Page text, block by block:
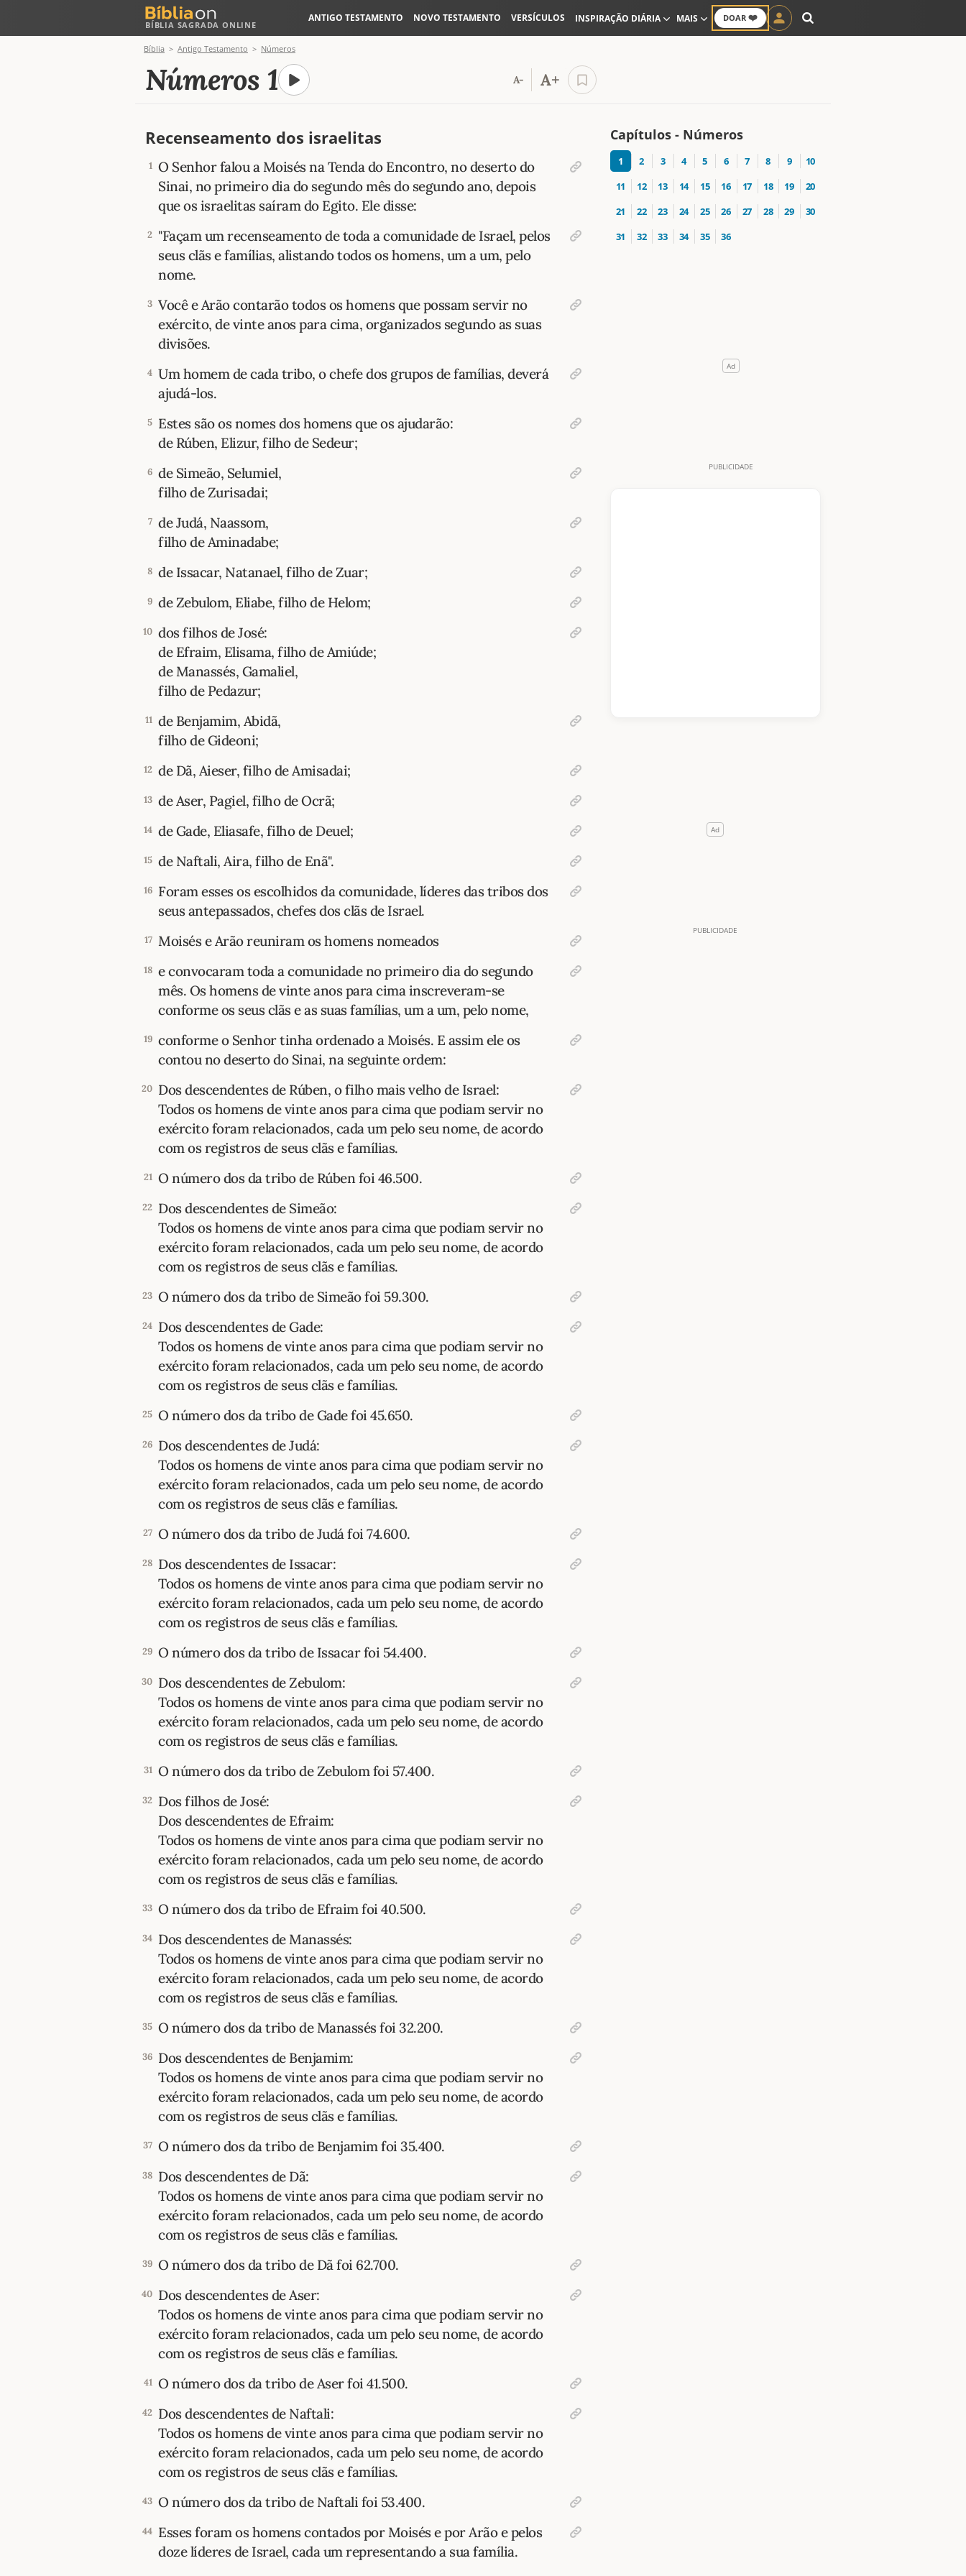
BÍBLIA SAGRADA ONLINE
DOAR ❤️
ANTIGO TESTAMENTO NOVO TESTAMENTO VERSÍCULOS INSPIRAÇÃO DIÁRIA MAIS
Bíblia Antigo Testamento Números
Números 1 A- A+
Recenseamento dos israelitas
1 O Senhor falou a Moisés na Tenda do Encontro, no deserto do
Sinai, no primeiro dia do segundo mês do segundo ano, depois
que os israelitas saíram do Egito. Ele disse:
2 "Façam um recenseamento de toda a comunidade de Israel, pelos
seus clãs e famílias, alistando todos os homens, um a um, pelo
nome.
3 Você e Arão contarão todos os homens que possam servir no
exército, de vinte anos para cima, organizados segundo as suas
divisões.
4 Um homem de cada tribo, o chefe dos grupos de famílias, deverá
ajudá-los.
5 Estes são os nomes dos homens que os ajudarão:
de Rúben, Elizur, filho de Sedeur;
6 de Simeão, Selumiel,
filho de Zurisadai;
7 de Judá, Naassom,
filho de Aminadabe;
8 de Issacar, Natanael, filho de Zuar;
9 de Zebulom, Eliabe, filho de Helom;
10 dos filhos de José:
de Efraim, Elisama, filho de Amiúde;
de Manassés, Gamaliel,
filho de Pedazur;
11 de Benjamim, Abidã,
filho de Gideoni;
12 de Dã, Aieser, filho de Amisadai;
13 de Aser, Pagiel, filho de Ocrã;
14 de Gade, Eliasafe, filho de Deuel;
15 de Naftali, Aira, filho de Enã".
16 Foram esses os escolhidos da comunidade, líderes das tribos dos
seus antepassados, chefes dos clãs de Israel.
17 Moisés e Arão reuniram os homens nomeados
18 e convocaram toda a comunidade no primeiro dia do segundo
mês. Os homens de vinte anos para cima inscreveram-se
conforme os seus clãs e as suas famílias, um a um, pelo nome,
19 conforme o Senhor tinha ordenado a Moisés. E assim ele os
contou no deserto do Sinai, na seguinte ordem:
20 Dos descendentes de Rúben, o filho mais velho de Israel:
Todos os homens de vinte anos para cima que podiam servir no
exército foram relacionados, cada um pelo seu nome, de acordo
com os registros de seus clãs e famílias.
21 O número dos da tribo de Rúben foi 46.500.
22 Dos descendentes de Simeão:
Todos os homens de vinte anos para cima que podiam servir no
exército foram relacionados, cada um pelo seu nome, de acordo
com os registros de seus clãs e famílias.
23 O número dos da tribo de Simeão foi 59.300.
24 Dos descendentes de Gade:
Todos os homens de vinte anos para cima que podiam servir no
exército foram relacionados, cada um pelo seu nome, de acordo
com os registros de seus clãs e famílias.
25 O número dos da tribo de Gade foi 45.650.
26 Dos descendentes de Judá:
Todos os homens de vinte anos para cima que podiam servir no
exército foram relacionados, cada um pelo seu nome, de acordo
com os registros de seus clãs e famílias.
27 O número dos da tribo de Judá foi 74.600.
28 Dos descendentes de Issacar:
Todos os homens de vinte anos para cima que podiam servir no
exército foram relacionados, cada um pelo seu nome, de acordo
com os registros de seus clãs e famílias.
29 O número dos da tribo de Issacar foi 54.400.
30 Dos descendentes de Zebulom:
Todos os homens de vinte anos para cima que podiam servir no
exército foram relacionados, cada um pelo seu nome, de acordo
com os registros de seus clãs e famílias.
31 O número dos da tribo de Zebulom foi 57.400.
32 Dos filhos de José:
Dos descendentes de Efraim:
Todos os homens de vinte anos para cima que podiam servir no
exército foram relacionados, cada um pelo seu nome, de acordo
com os registros de seus clãs e famílias.
33 O número dos da tribo de Efraim foi 40.500.
34 Dos descendentes de Manassés:
Todos os homens de vinte anos para cima que podiam servir no
exército foram relacionados, cada um pelo seu nome, de acordo
com os registros de seus clãs e famílias.
35 O número dos da tribo de Manassés foi 32.200.
36 Dos descendentes de Benjamim:
Todos os homens de vinte anos para cima que podiam servir no
exército foram relacionados, cada um pelo seu nome, de acordo
com os registros de seus clãs e famílias.
37 O número dos da tribo de Benjamim foi 35.400.
38 Dos descendentes de Dã:
Todos os homens de vinte anos para cima que podiam servir no
exército foram relacionados, cada um pelo seu nome, de acordo
com os registros de seus clãs e famílias.
39 O número dos da tribo de Dã foi 62.700.
40 Dos descendentes de Aser:
Todos os homens de vinte anos para cima que podiam servir no
exército foram relacionados, cada um pelo seu nome, de acordo
com os registros de seus clãs e famílias.
41 O número dos da tribo de Aser foi 41.500.
42 Dos descendentes de Naftali:
Todos os homens de vinte anos para cima que podiam servir no
exército foram relacionados, cada um pelo seu nome, de acordo
com os registros de seus clãs e famílias.
43 O número dos da tribo de Naftali foi 53.400.
44 Esses foram os homens contados por Moisés e por Arão e pelos
doze líderes de Israel, cada um representando a sua família.
Capítulos - Números
1 2 3 4 5 6 7 8 9
10
11
12 13 14 15 16 17 18 19
20
21
22 23 24 25 26 27 28 29
30
31
32 33 34 35 36